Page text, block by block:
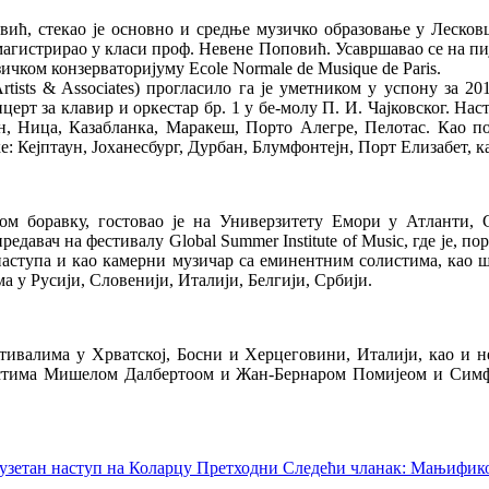
стекао је основно и средње музичко образовање у
у класи проф. Невене Поповић. Усавршавао се на
конзерваторијуму Ecole Normale de Musique de Paris.
& Associates) прогласило га је уметником у успону за
за клавир и оркестар бр. 1 у бе-молу П. И. Чајковског.
Казабланка, Маракеш, Порто Алегре, Пелотас. Као
Јоханесбург, Дурбан, Блумфонтејн, Порт Елизабет,
боравку, гостовао је на Универзитету Емори у
на фестивалу Global Summer Institute of Music, где је,
и као камерни музичар са еминентним солистима,
у Русији, Словенији, Италији, Белгији, Србији.
у Хрватској, Босни и Херцеговини, Италији, као и
Мишелом Далбертоом и Жан-Бернаром Помиjеом и
наступ на Коларцу Претходни Следећи чланак: